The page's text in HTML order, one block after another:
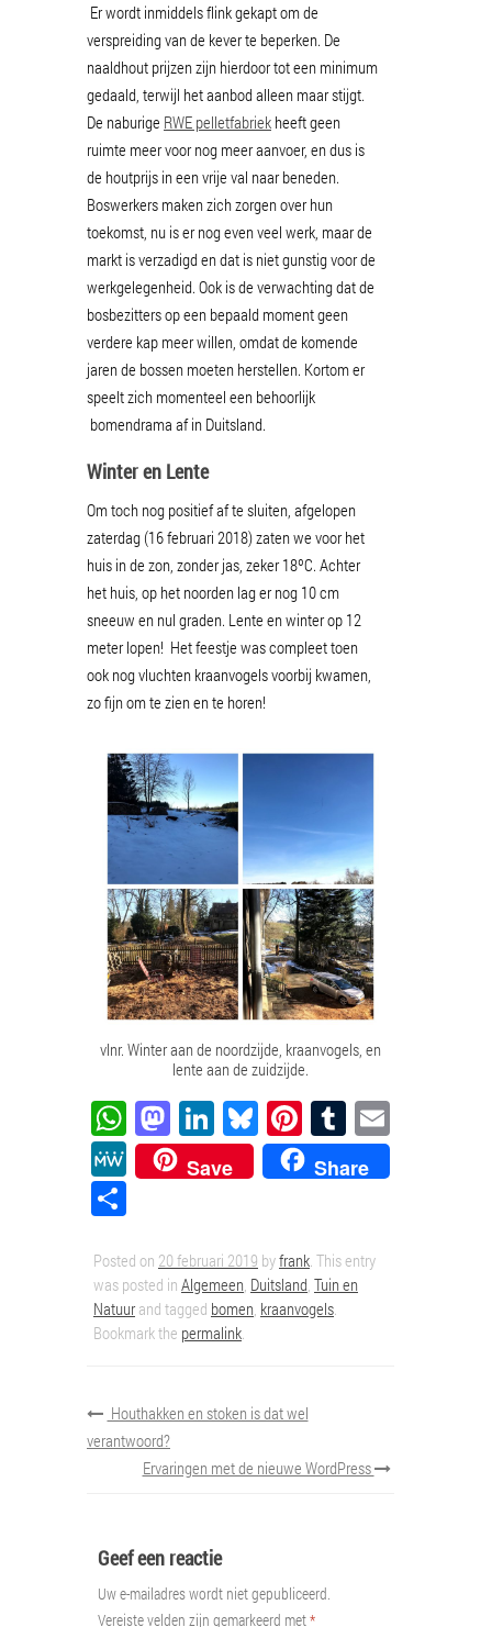
Er wordt inmiddels flink gekapt om de
verspreiding van de kever te beperken. De
naaldhout prijzen zijn hierdoor tot een minimum
gedaald, terwijl het aanbod alleen maar stijgt.
De naburige RWE pelletfabriek heeft geen
ruimte meer voor nog meer aanvoer, en dus is
de houtprijs in een vrije val naar beneden.
Boswerkers maken zich zorgen over hun
toekomst, nu is er nog even veel werk, maar de
markt is verzadigd en dat is niet gunstig voor de
werkgelegenheid. Ook is de verwachting dat de
bosbezitters op een bepaald moment geen
verdere kap meer willen, omdat de komende
jaren de bossen moeten herstellen. Kortom er
speelt zich momenteel een behoorlijk
bomendrama af in Duitsland.
Winter en Lente
Om toch nog positief af te sluiten, afgelopen
zaterdag (16 februari 2018) zaten we voor het
huis in de zon, zonder jas, zeker 18ºC. Achter
het huis, op het noorden lag er nog 10 cm
sneeuw en nul graden. Lente en winter op 12
meter lopen! Het feestje was compleet toen
ook nog vluchten kraanvogels voorbij kwamen,
zo fijn om te zien en te horen!
vlnr. Winter aan de noordzijde, kraanvogels, en
lente aan de zuidzijde.
WhatsApp
Mastodon
LinkedIn
Bluesky
Pinterest
Tumblr
MeWeSave Share
Posted on 20 februari 2019 byfrank . This entry
was posted in Algemeen Duitsland Tuin en
Natuur and tagged bomen kraanvogels
Bookmark the permalink
Houthakken en stoken is dat wel
verantwoord?
Ervaringen met de nieuwe WordPress
Geef een reactie
Uw e-mailadres wordt niet gepubliceerd.
Vereiste velden zijn gemarkeerd met*